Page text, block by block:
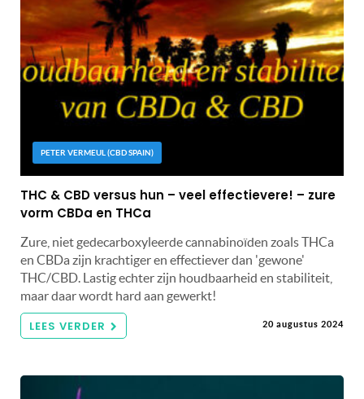
PETER VERMEUL (CBD SPAIN)
THC & CBD versus hun – veel effectievere! – zure
vorm CBDa en THCa
Zure, niet gedecarboxyleerde cannabinoïden zoals THCa
en CBDa zijn krachtiger en effectiever dan 'gewone'
THC/CBD. Lastig echter zijn houdbaarheid en stabiliteit,
maar daar wordt hard aan gewerkt!
LEES VERDER 20 augustus 2024